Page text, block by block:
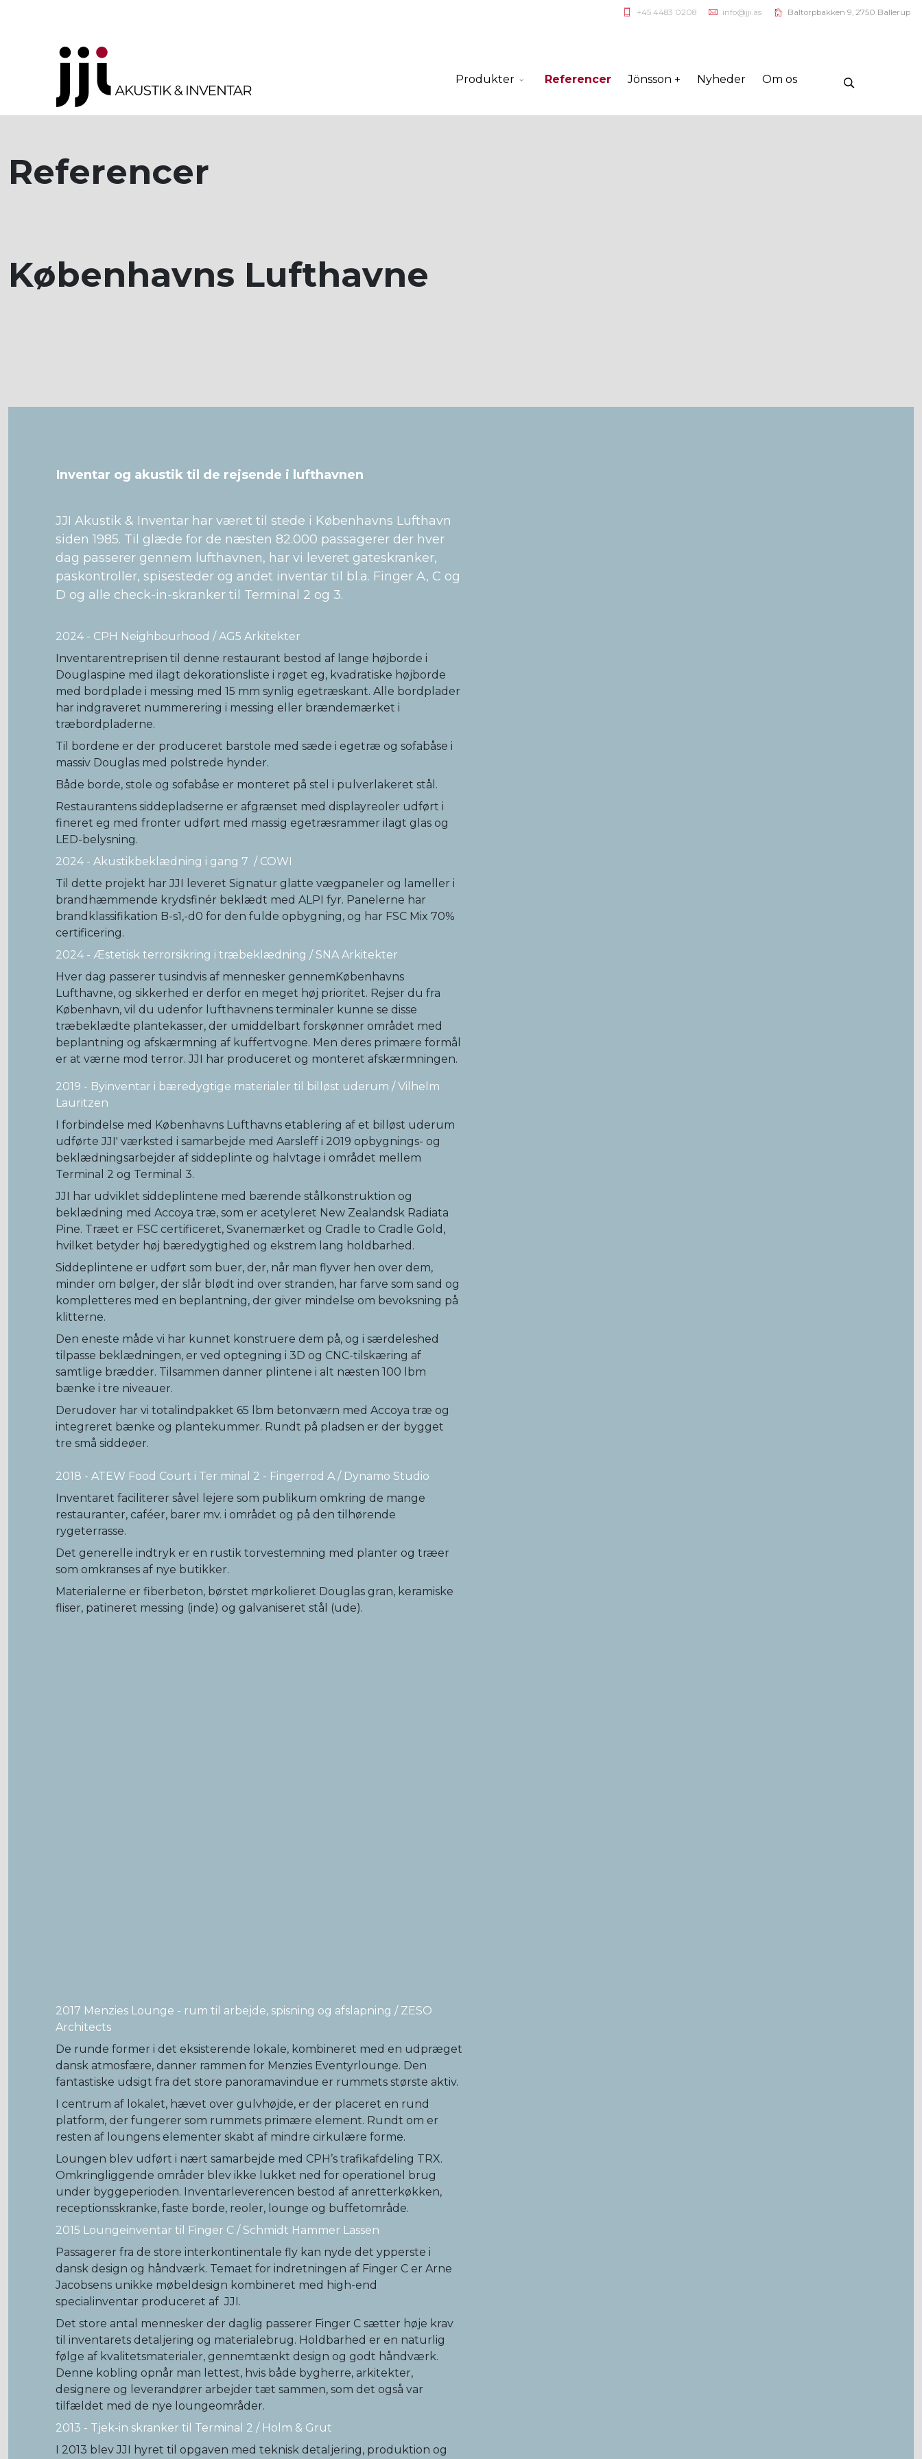
+45 4483 0208 info@jji.as Baltorpbakken 9, 2750 Ballerup
Produkter Referencer Jönsson + Nyheder Om os
Referencer
Københavns Lufthavne
Inventar og akustik til de rejsende i lufthavnen
JJI Akustik & Inventar har været til stede i Københavns Lufthavn
siden 1985. Til glæde for de næsten 82.000 passagerer der hver
dag passerer gennem lufthavnen, har vi leveret gateskranker,
paskontroller, spisesteder og andet inventar til bl.a. Finger A, C og
D og alle check-in-skranker til Terminal 2 og 3.
2024 - CPH Neighbourhood / AG5 Arkitekter
Inventarentreprisen til denne restaurant bestod af lange højborde i
Douglaspine med ilagt dekorationsliste i røget eg, kvadratiske højborde
med bordplade i messing med 15 mm synlig egetræskant. Alle bordplader
har indgraveret nummerering i messing eller brændemærket i
træbordpladerne.
Til bordene er der produceret barstole med sæde i egetræ og sofabåse i
massiv Douglas med polstrede hynder.
Både borde, stole og sofabåse er monteret på stel i pulverlakeret stål.
Restaurantens siddepladserne er afgrænset med displayreoler udført i
fineret eg med fronter udført med massig egetræsrammer ilagt glas og
LED-belysning.
2024 - Akustikbeklædning i gang 7 / COWI
Til dette projekt har JJI leveret Signatur glatte vægpaneler og lameller i
brandhæmmende krydsfinér beklædt med ALPI fyr. Panelerne har
brandklassifikation B-s1,-d0 for den fulde opbygning, og har FSC Mix 70%
certificering.
2024 - Æstetisk terrorsikring i træbeklædning / SNA Arkitekter
Hver dag passerer tusindvis af mennesker gennemKøbenhavns
Lufthavne, og sikkerhed er derfor en meget høj prioritet. Rejser du fra
København, vil du udenfor lufthavnens terminaler kunne se disse
træbeklædte plantekasser, der umiddelbart forskønner området med
beplantning og afskærmning af kuffertvogne. Men deres primære formål
er at værne mod terror. JJI har produceret og monteret afskærmningen.
2019 - Byinventar i bæredygtige materialer til billøst uderum / Vilhelm
Lauritzen
I forbindelse med Københavns Lufthavns etablering af et billøst uderum
udførte JJI' værksted i samarbejde med Aarsleff i 2019 opbygnings- og
beklædningsarbejder af siddeplinte og halvtage i området mellem
Terminal 2 og Terminal 3.
JJI har udviklet siddeplintene med bærende stålkonstruktion og
beklædning med Accoya træ, som er acetyleret New Zealandsk Radiata
Pine. Træet er FSC certificeret, Svanemærket og Cradle to Cradle Gold,
hvilket betyder høj bæredygtighed og ekstrem lang holdbarhed.
Siddeplintene er udført som buer, der, når man flyver hen over dem,
minder om bølger, der slår blødt ind over stranden, har farve som sand og
kompletteres med en beplantning, der giver mindelse om bevoksning på
klitterne.
Den eneste måde vi har kunnet konstruere dem på, og i særdeleshed
tilpasse beklædningen, er ved optegning i 3D og CNC-tilskæring af
samtlige brædder. Tilsammen danner plintene i alt næsten 100 lbm
bænke i tre niveauer.
Derudover har vi totalindpakket 65 lbm betonværn med Accoya træ og
integreret bænke og plantekummer. Rundt på pladsen er der bygget
tre små siddeøer.
2018 - ATEW Food Court i Ter minal 2 - Fingerrod A / Dynamo Studio
Inventaret faciliterer såvel lejere som publikum omkring de mange
restauranter, caféer, barer mv. i området og på den tilhørende
rygeterrasse.
Det generelle indtryk er en rustik torvestemning med planter og træer
som omkranses af nye butikker.
Materialerne er fiberbeton, børstet mørkolieret Douglas gran, keramiske
fliser, patineret messing (inde) og galvaniseret stål (ude).
2017 Menzies Lounge - rum til arbejde, spisning og afslapning / ZESO
Architects
De runde former i det eksisterende lokale, kombineret med en udpræget
dansk atmosfære, danner rammen for Menzies Eventyrlounge. Den
fantastiske udsigt fra det store panoramavindue er rummets største aktiv.
I centrum af lokalet, hævet over gulvhøjde, er der placeret en rund
platform, der fungerer som rummets primære element. Rundt om er
resten af loungens elementer skabt af mindre cirkulære forme.
Loungen blev udført i nært samarbejde med CPH’s trafikafdeling TRX.
Omkringliggende områder blev ikke lukket ned for operationel brug
under byggeperioden. Inventarleverencen bestod af anretterkøkken,
receptionsskranke, faste borde, reoler, lounge og buffetområde.
2015 Loungeinventar til Finger C / Schmidt Hammer Lassen
Passagerer fra de store interkontinentale fly kan nyde det ypperste i
dansk design og håndværk. Temaet for indretningen af Finger C er Arne
Jacobsens unikke møbeldesign kombineret med high-end
specialinventar produceret af JJI.
Det store antal mennesker der daglig passerer Finger C sætter høje krav
til inventarets detaljering og materialebrug. Holdbarhed er en naturlig
følge af kvalitetsmaterialer, gennemtænkt design og godt håndværk.
Denne kobling opnår man lettest, hvis både bygherre, arkitekter,
designere og leverandører arbejder tæt sammen, som det også var
tilfældet med de nye loungeområder.
2013 - Tjek-in skranker til Terminal 2 / Holm & Grut
I 2013 blev JJI hyret til opgaven med teknisk detaljering, produktion og